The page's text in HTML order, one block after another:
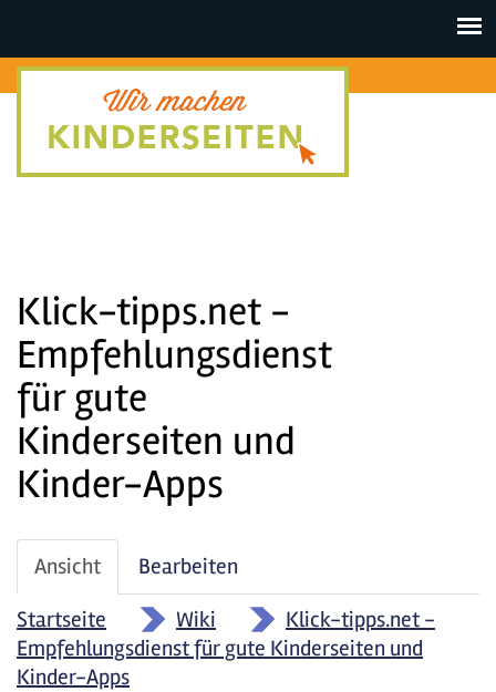
Toggle
Klick-tipps.net -
Empfehlungsdienst
für gute
Kinderseiten und
Kinder-Apps
Haupt-
Reiter
Ansicht (aktiver
Reiter)
Bearbeiten
Startseite
» Wiki »
Klick-tipps.net -
Empfehlungsdienst für gute Kinderseiten und
Kinder-Apps